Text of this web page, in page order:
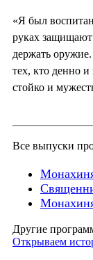
«Я был
руках
держать
тех, кто денно
стойко и
Все выпуски
Другие
Открываем